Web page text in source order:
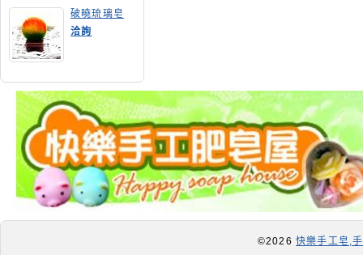
破曉琉璃皂
洽詢
©2026 快樂手工皂,